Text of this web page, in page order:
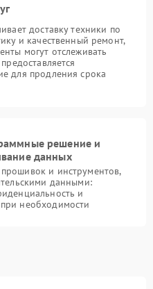
доставку техники по
и качественный ремонт,
могут отслеживать
для продления срока
решение и
данных
и инструментов,
данными:
и
необходимости